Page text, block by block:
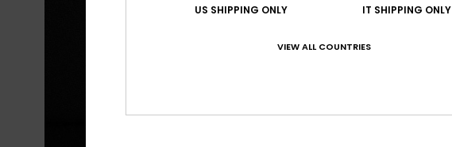
US SHIPPING ONLY IT SHIPPING ONLY
VIEW ALL COUNTRIES